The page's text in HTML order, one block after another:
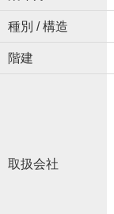
種別 / 構造
階建
取扱会社